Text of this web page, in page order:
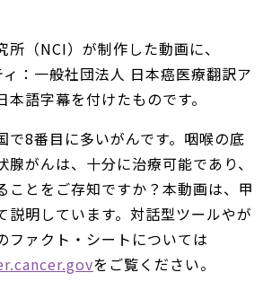
所（NCI）が制作した動画に、
：一般社団法人 日本癌医療翻訳ア
本語字幕を付けたものです。
で8番目に多いがんです。咽喉の底
がんは、十分に治療可能であり、
ことをご存知ですか？本動画は、甲
説明しています。対話型ツールやが
ファクト・シートについては
をご覧ください。